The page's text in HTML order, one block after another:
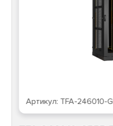
TFA-246010-GPPP-BK